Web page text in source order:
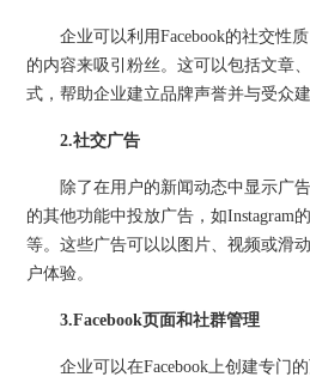
企业可以利用Facebook的社交性质
的内容来吸引粉丝。这可以包括文章
式，帮助企业建立品牌声誉并与受众
2.社交广告
除了在用户的新闻动态中显示广告
的其他功能中投放广告，如Instagram的
等。这些广告可以以图片、视频或滑
户体验。
3.Facebook页面和社群管理
企业可以在Facebook上创建专门的